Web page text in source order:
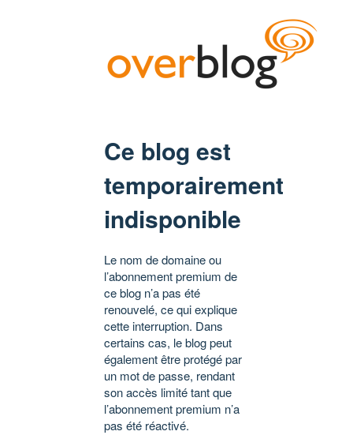
Ce blog est
temporairement
indisponible
Le nom de domaine ou
l’abonnement premium de
ce blog n’a pas été
renouvelé, ce qui explique
cette interruption. Dans
certains cas, le blog peut
également être protégé par
un mot de passe, rendant
son accès limité tant que
l’abonnement premium n’a
pas été réactivé.